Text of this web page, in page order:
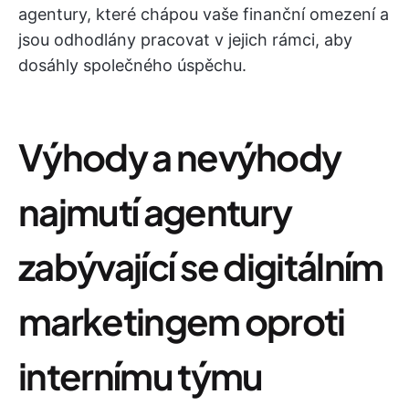
agentury, které chápou vaše finanční omezení a
jsou odhodlány pracovat v jejich rámci, aby
dosáhly společného úspěchu.
Výhody a nevýhody
najmutí agentury
zabývající se digitálním
marketingem oproti
internímu týmu